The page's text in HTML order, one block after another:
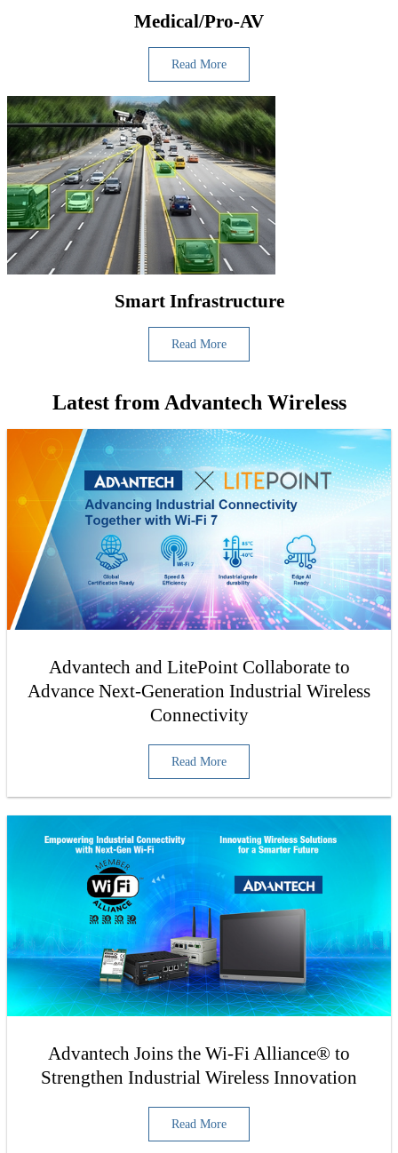
Medical/Pro-AV
Read More
Smart Infrastructure
Read More
Latest from Advantech Wireless
Advantech and LitePoint Collaborate to
Advance Next-Generation Industrial Wireless
Connectivity
Read More
Advantech Joins the Wi-Fi Alliance® to
Strengthen Industrial Wireless Innovation
Read More